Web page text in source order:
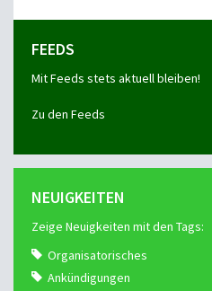
FEEDS
Mit Feeds stets aktuell bleiben!
Zu den Feeds
NEUIGKEITEN
Zeige Neuigkeiten mit den Tags:
Organisatorisches
Ankündigungen